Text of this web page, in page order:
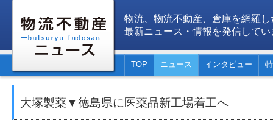
物流、物流不動産、倉庫を網羅し
最新ニュース・情報を発信してい
TOP ニュース インタビュー
大塚製薬▼徳島県に医薬品新工場着工へ